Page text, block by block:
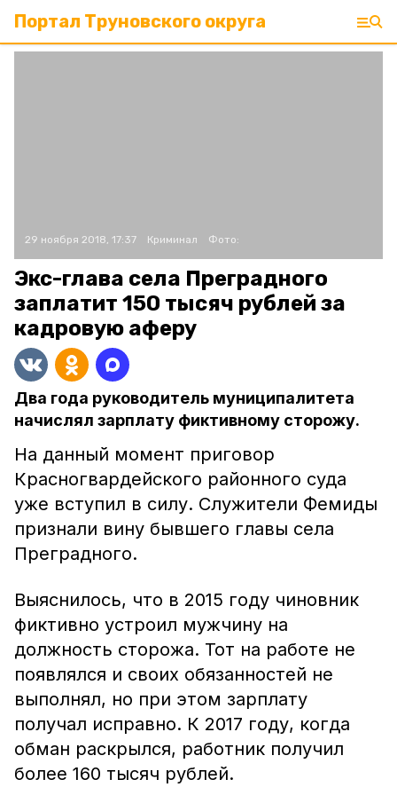
Портал Труновского округа
29 ноября 2018, 17:37 Криминал Фото:
Экс-глава села Преградного
заплатит 150 тысяч рублей за
кадровую аферу
Два года руководитель муниципалитета
начислял зарплату фиктивному сторожу.
На данный момент приговор
Красногвардейского районного суда
уже вступил в силу. Служители Фемиды
признали вину бывшего главы села
Преградного.
Выяснилось, что в 2015 году чиновник
фиктивно устроил мужчину на
должность сторожа. Тот на работе не
появлялся и своих обязанностей не
выполнял, но при этом зарплату
получал исправно. К 2017 году, когда
обман раскрылся, работник получил
более 160 тысяч рублей.